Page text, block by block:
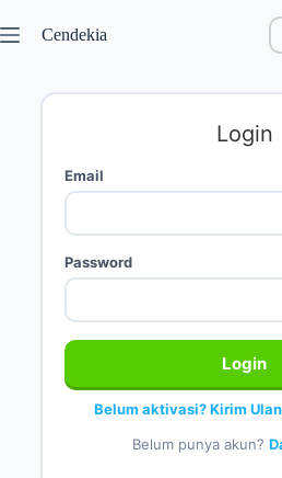
Cendekia
Login
Email
Password
Login
Belum aktivasi? Kirim
Belum punya akun?